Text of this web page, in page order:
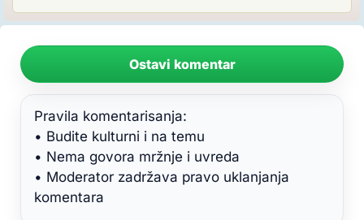
Ostavi komentar
Pravila komentarisanja:
• Budite kulturni i na temu
• Nema govora mržnje i uvreda
• Moderator zadržava pravo uklanjanja
komentara